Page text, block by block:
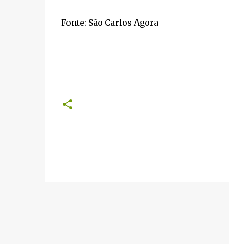
Fonte: São Carlos Agora